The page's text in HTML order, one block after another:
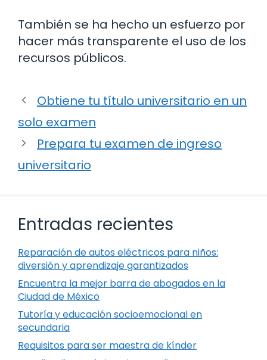
También se ha hecho un esfuerzo por
hacer más transparente el uso de los
recursos públicos.
Obtiene tu título universitario en un
solo examen
Prepara tu examen de ingreso
universitario
Entradas recientes
Reparación de autos eléctricos para niños:
diversión y aprendizaje garantizados
Encuentra la mejor barra de abogados en la
Ciudad de México
Tutoría y educación socioemocional en
secundaria
Requisitos para ser maestra de kínder